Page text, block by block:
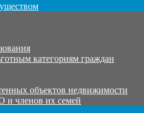
категориям граждан
объектов недвижимости
и членов их семей